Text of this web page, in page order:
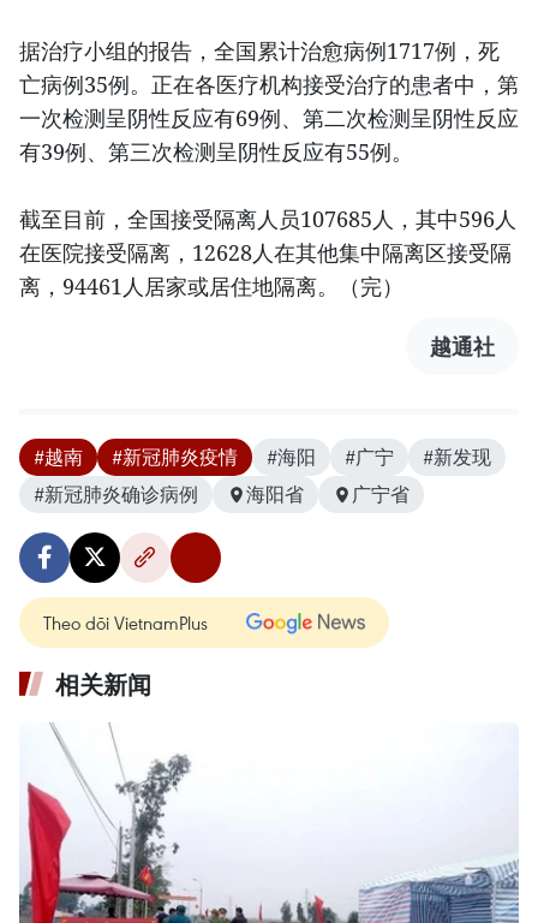
据治疗小组的报告，全国累计治愈病例1717例，死
亡病例35例。正在各医疗机构接受治疗的患者中，第
一次检测呈阴性反应有69例、第二次检测呈阴性反应
有39例、第三次检测呈阴性反应有55例。
截至目前，全国接受隔离人员107685人，其中596人
在医院接受隔离，12628人在其他集中隔离区接受隔
离，94461人居家或居住地隔离。（完）
越通社
#越南 #新冠肺炎疫情 #海阳 #广宁
#新发现
#新冠肺炎确诊病例
海阳省 广宁省
Theo dõi VietnamPlus
相关新闻